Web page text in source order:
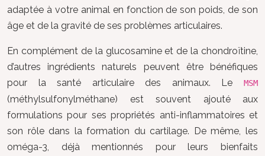
adaptée à votre animal en fonction de son poids, de son
âge et de la gravité de ses problèmes articulaires.
En complément de la glucosamine et de la chondroïtine,
d’autres ingrédients naturels peuvent être bénéfiques
pour la santé articulaire des animaux. Le MSM
(méthylsulfonylméthane) est souvent ajouté aux
formulations pour ses propriétés anti-inflammatoires et
son rôle dans la formation du cartilage. De même, les
oméga-3, déjà mentionnés pour leurs bienfaits